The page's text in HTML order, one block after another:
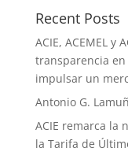
Recent Posts
ACIE, ACEMEL y
transparencia
impulsar un
Antonio G.
ACIE remarca la
la Tarifa de